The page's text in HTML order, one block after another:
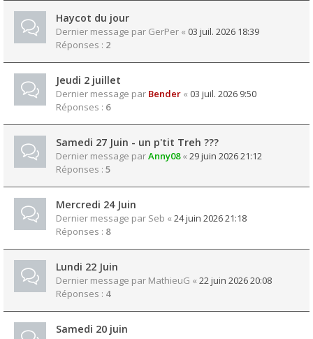
Haycot du jour
Dernier message par GerPer « 03 juil. 2026 18:39
Réponses : 2
Jeudi 2 juillet
Dernier message par Bender « 03 juil. 2026 9:50
Réponses : 6
Samedi 27 Juin - un p'tit Treh ???
Dernier message parAnny08« 29 juin 2026 21:12
Réponses : 5
Mercredi 24 Juin
Dernier message par Seb « 24 juin 2026 21:18
Réponses : 8
Lundi 22 Juin
Dernier message par MathieuG « 22 juin 2026 20:08
Réponses : 4
Samedi 20 juin